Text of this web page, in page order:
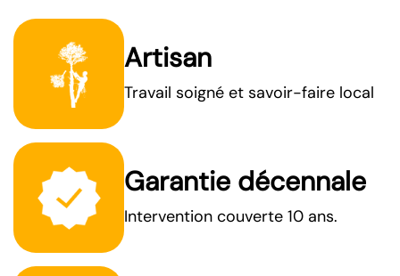
Artisan
Travail soigné et savoir-faire local
Garantie décennale
Intervention couverte 10 ans.